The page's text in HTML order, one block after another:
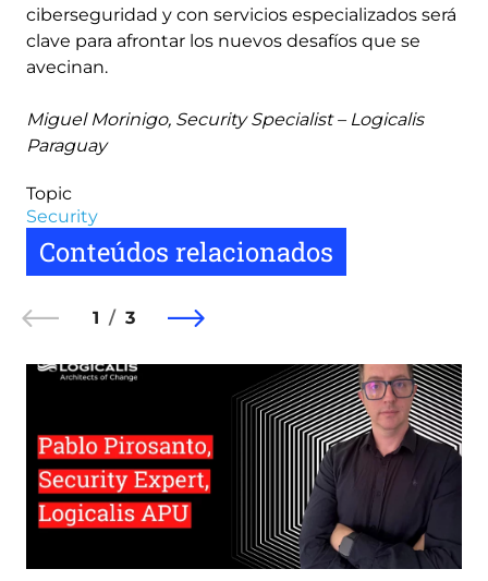
ciberseguridad y con servicios especializados será
clave para afrontar los nuevos desafíos que se
avecinan.
Miguel Morinigo, Security Specialist – Logicalis
Paraguay
Topic
Security
Conteúdos relacionados
1 3